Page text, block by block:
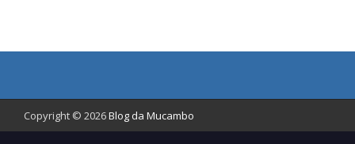
Copyright © 2026Blog da Mucambo